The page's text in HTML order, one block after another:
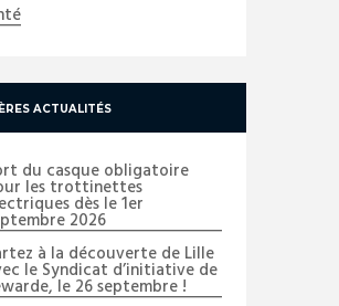
ACTUALITÉS
du casque obligatoire
les trottinettes
dès le 1er
2026
à la découverte de Lille
le Syndicat d’initiative de
le 26 septembre !